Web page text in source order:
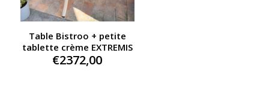
Table Bistroo + petite
tablette crème EXTREMIS
€2372,00